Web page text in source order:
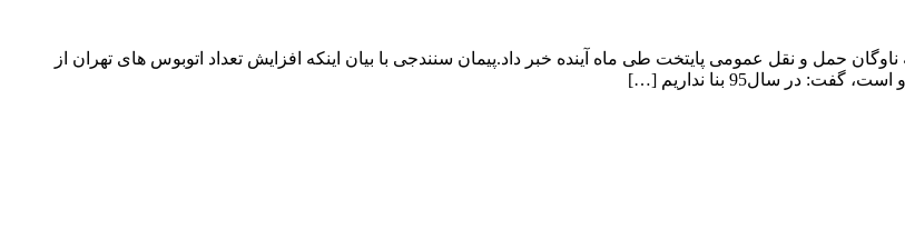
تهران از ورود ۵۰ دستگاه اتوبوس جدید به ناوگان حمل و نقل عمومی پایتخت طی ماه آینده خبر داد.پیمان سنندجی با بیان اینکه افزایش تعداد اتوبوس های تهران از